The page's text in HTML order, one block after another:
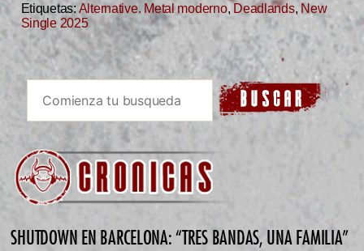
Etiquetas: Alternative. Metal moderno, Deadlands, New
Single 2025
SHUTDOWN EN BARCELONA: “TRES BANDAS, UNA FAMILIA”